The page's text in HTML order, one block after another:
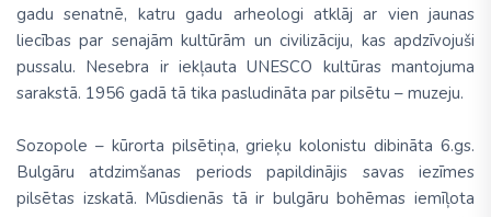
gadu senatnē, katru gadu arheologi atklāj ar vien jaunas
liecības par senajām kultūrām un civilizāciju, kas apdzīvojuši
pussalu. Nesebra ir iekļauta UNESCO kultūras mantojuma
sarakstā. 1956 gadā tā tika pasludināta par pilsētu – muzeju.
Sozopole – kūrorta pilsētiņa, grieķu kolonistu dibināta 6.gs.
Bulgāru atdzimšanas periods papildinājis savas iezīmes
pilsētas izskatā. Mūsdienās tā ir bulgāru bohēmas iemīļota